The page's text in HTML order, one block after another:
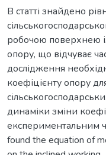
В статті знайдено
робочою поверхнею
опору, що відчуває
дослідження
коефіцієнту опору
динаміки зміни
експериментальним
found the equation of